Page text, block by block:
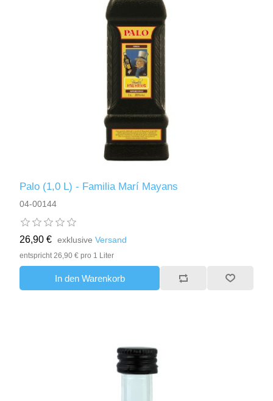
Palo (1,0 L) - Familia Marí Mayans
04-00144
26,90 € exklusiveVersand
entspricht 26,90 € pro 1 Liter
In den Warenkorb